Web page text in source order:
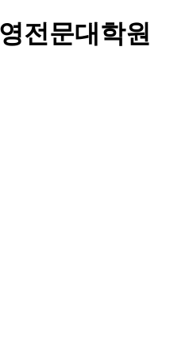
전문대학원